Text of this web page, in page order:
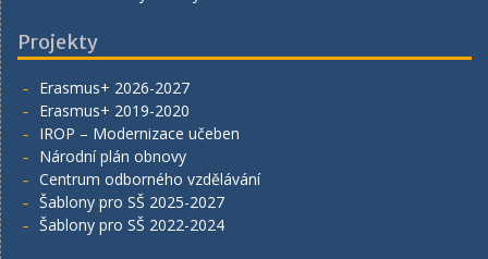
Projekty
Erasmus+ 2026-2027
Erasmus+ 2019-2020
IROP – Modernizace učeben
Národní plán obnovy
Centrum odborného vzdělávání
Šablony pro SŠ 2025-2027
Šablony pro SŠ 2022-2024